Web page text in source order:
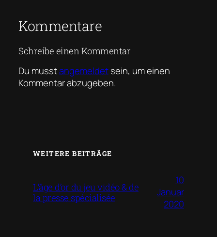
Kommentare
Schreibe einen Kommentar
Du musstangemeldetsein, um einen
Kommentar abzugeben.
WEITERE BEITRÄGE
L’âge d’or du jeu vidéo & de
la presse spécialisée
10
Januar
2020